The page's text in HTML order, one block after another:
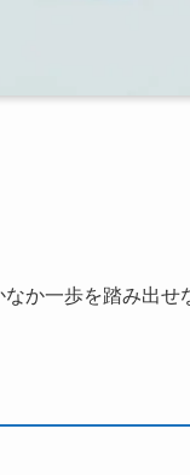
か一歩を踏み出せ